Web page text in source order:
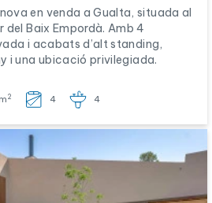
en venda a Gualta, situada al
del Baix Empordà. Amb 4
i acabats d’alt standing,
i una ubicació privilegiada.
2 4 4